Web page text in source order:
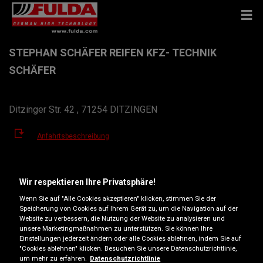
STEPHAN SCHÄFER REIFEN KFZ- TECHNIK
SCHÄFER
Ditzinger Str. 42 , 71254 DITZINGEN
Anfahrtsbeschreibung
reifenservice-schaefer@t-online.de
Öffnungszeiten
Montag 08:00-12:30
13:30-18:00
Dienstag
08:00-12:30
Wir respektieren Ihre Privatsphäre!
Wenn Sie auf "Alle Cookies akzeptieren" klicken, stimmen Sie der
Speicherung von Cookies auf Ihrem Gerät zu, um die Navigation auf der
Website zu verbessern, die Nutzung der Website zu analysieren und
unsere Marketingmaßnahmen zu unterstützen. Sie können Ihre
Einstellungen jederzeit ändern oder alle Cookies ablehnen, indem Sie auf
"Cookies ablehnen" klicken. Besuchen Sie unsere Datenschutzrichtlinie,
um mehr zu erfahren. Datenschutzrichtlinie